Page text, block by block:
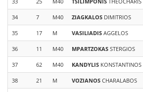
34 7 M40 ZIAGKALOS DIMITRIOS
35 17 M VASILIADIS AGGELOS
36 11 M40 MPARTZOKAS STERGIOS
37 62 M40 KANDYLIS KONSTANTINOS
38 21 M VOZIANOS CHARALABOS